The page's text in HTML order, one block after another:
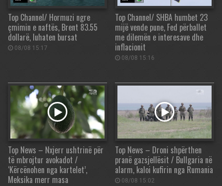
Top Channel/ Hormuzi ngre
çmimin e naftës, Brent 83.55
dollarë, luhaten bursat
08/08 15:17
Top Channel/ SHBA humbet 23
mijë vende pune, Fed përballet
me dilemën e interesave dhe
inflacionit
08/08 15:16
Top News – Nxjerr ushtrinë për
të mbrojtur avokadot /
‘Kërcënohen nga kartelet’,
Meksika merr masa
Top News – Droni shpërthen
pranë gazsjellësit / Bullgaria në
alarm, kaloi kufirin nga Rumania
08/08 15:02